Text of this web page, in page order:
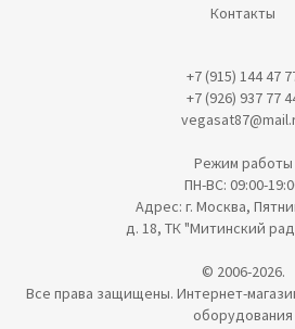
Контакты
+7 (915) 144 47
+7 (926) 937 77
Режим работы
ПН-ВС: 09:00-
Адрес: г. Москва,
д. 18, ТК "Митинский
© 2006-2026.
Все права защищены. Интернет-
оборудования